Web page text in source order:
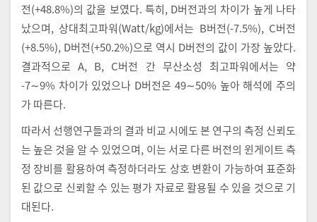
전(+48.8%)의 값을 보였다. 특히, D버전과의 차이가 높게 나타
났으며, 상대최고파워(Watt/kg)에서는 B버전(-7.5%), C버전
(+8.5%), D버전(+50.2%)으로 역시 D버전의 값이 가장 높았다.
결과적으로 A, B, C버전 간 무산소성 최고파워에서는 약
-7∼9% 차이가 있었으나 D버전은 49∼50% 높아 해석에 주의
가 따른다.
따라서 선행연구들과의 결과 비교 시에도 본 연구의 측정 신뢰도
는 높은 것을 알 수 있었으며, 이는 서로 다른 버전의 윈게이트 측
정 장비를 활용하여 측정하더라도 상호 변환이 가능하여 표준화
된 값으로 신뢰할 수 있는 평가 자료로 활용될 수 있을 것으로 기
대된다.